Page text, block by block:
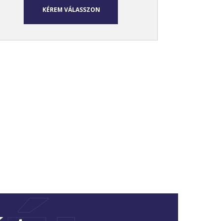
KÉREM VÁLASSZON